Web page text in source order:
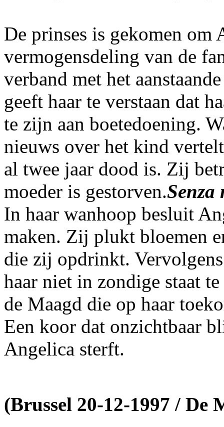
De prinses is gekomen om
vermogensdeling van de
verband met het
geeft haar te verstaan dat
te zijn aan boetedoening.
nieuws over het kind
al twee jaar dood is. Zij
moeder is gestorven.Senza
In haar wanhoop besluit
maken. Zij plukt bloemen
die zij opdrinkt.
haar niet in zondige staat
de Maagd die op haar
Een koor dat onzichtbaar
Angelica sterft.
(Brussel 20-12-1997 /